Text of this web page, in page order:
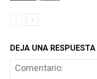
DEJA UNA RESPUESTA